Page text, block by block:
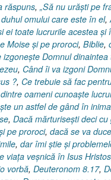
răspuns, „Să nu urăşti pe
omului care este în el,
ei toate lucrurile acestea şi
Moise şi pe proroci, Biblie,
Domnul dinaintea
, Când îi va izgoni
?, Ce trebuie să fac
oameni cunoaşte
un astfel de gând în
, Dacă mărturiseşti deci
pe proroci, dacă se va
, dar îmi ştie şi
viaţa veşnică în Isus Hristos
vorbă, Deuteronom 8.17,